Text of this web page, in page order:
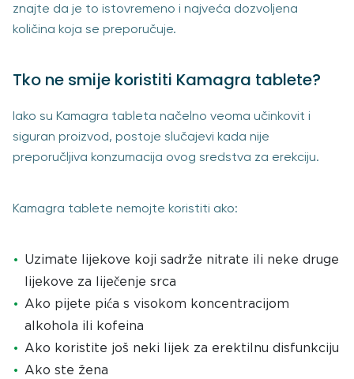
znajte da je to istovremeno i najveća dozvoljena
količina koja se preporučuje.
Tko ne smije koristiti Kamagra tablete?
Iako su Kamagra tableta načelno veoma učinkovit i
siguran proizvod, postoje slučajevi kada nije
preporučljiva konzumacija ovog sredstva za erekciju.
Kamagra tablete nemojte koristiti ako:
Uzimate lijekove koji sadrže nitrate ili neke druge
lijekove za liječenje srca
Ako pijete pića s visokom koncentracijom
alkohola ili kofeina
Ako koristite još neki lijek za erektilnu disfunkciju
Ako ste žena